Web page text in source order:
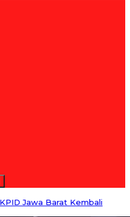
Jawa Barat Kembali